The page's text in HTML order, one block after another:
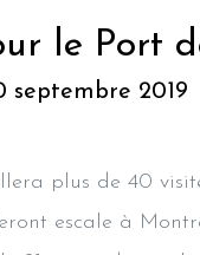
le Port
septembre 2019
plus de 40
escale à